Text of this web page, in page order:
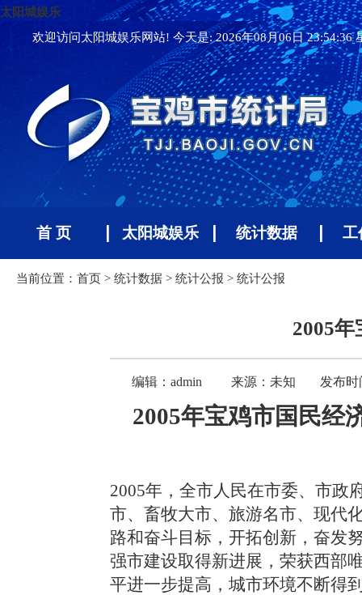
太阳城娱乐
欢迎访问太阳城娱乐网站! 今天是:2026年08月06日 23:54:37
首 页 太阳城娱乐 统计数据 工
当前位置： 首页 > 统计数据 > 统计公报 > 统计公报
2005
编辑：admin 来源：未知 发布时
2005年宝鸡市国民经
2005年，全市人民在市委、市政
市、畜牧大市、旅游名市、现代
路和奋斗目标，开拓创新，奋发
强市建设取得新进展，荣获西部
平进一步提高，城市环境不断得